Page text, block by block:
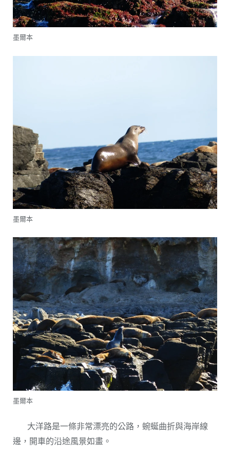
墨爾本
墨爾本
墨爾本
大洋路是一條非常漂亮的公路，蜿蜒曲折與海岸線
邊，開車的沿途風景如畫。